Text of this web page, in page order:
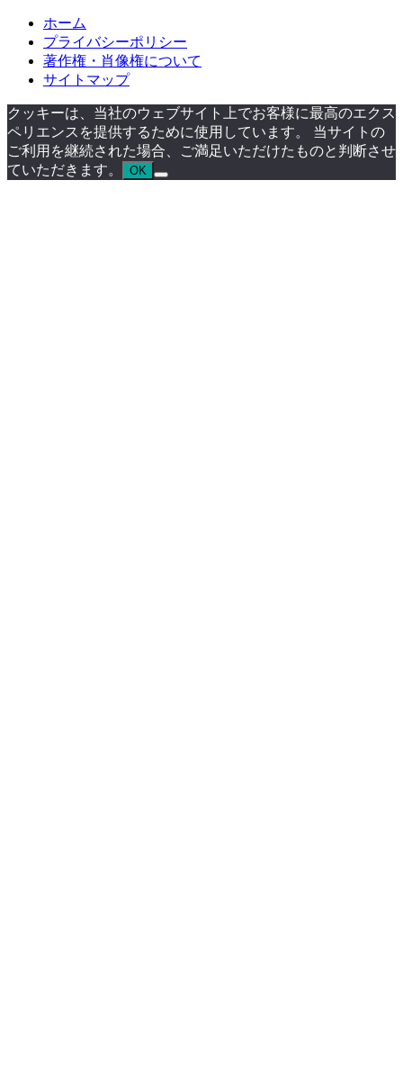
ホーム
プライバシーポリシー
著作権・肖像権について
サイトマップ
クッキーは、当社のウェブサイト上でお客様に最高のエクス
ペリエンスを提供するために使用しています。 当サイトの
ご利用を継続された場合、ご満足いただけたものと判断させ
ていただきます。
OK